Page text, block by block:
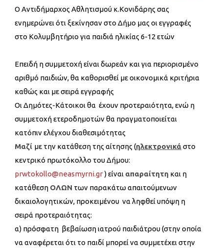
Ο Αντιδήμαρχος Αθλητισμού κ.Κονιδάρης σας
ενημερώνει ότι ξεκίνησαν στο Δήμο μας οι εγγραφές
στο Κολυμβητήριο για παιδιά ηλικίας 6-12 ετών
Επειδή η συμμετοχή είναι δωρεάν και για περιορισμένο
αριθμό παιδιών, θα καθορισθεί με οικονομικά κριτήρια
καθώς και με σειρά εγγραφής
Οι Δημότες-Κάτοικοι θα έχουν προτεραιότητα, ενώ η
συμμετοχή ετεροδημοτών θα πραγματοποιείται
κατόπιν ελέγχου διαθεσιμότητας
Μαζί με την κατάθεση της αίτησης (ηλεκτρονικάστο
κεντρικό πρωτόκολλο του Δήμου:
prwtokollo@neasmyrni.gr) είναι απαραίτητη και η
κατάθεση ΟΛΩΝ των παρακάτω απαιτούμενων
δικαιολογητικών, προκειμένου να ληφθεί υπόψη η
σειρά προτεραιότητας:
α) πρόσφατη βεβαίωση ιατρού παιδιάτρου (στην οποία
να αναφέρεται ότι το παιδί μπορεί να συμμετέχει στην